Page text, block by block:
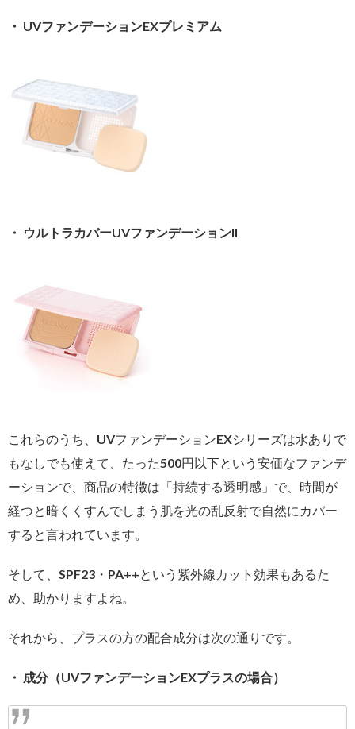
・ UVファンデーションEXプレミアム
・ ウルトラカバーUVファンデーションII
これらのうち、UVファンデーションEXシリーズは水ありで
もなしでも使えて、たった500円以下という安価なファンデ
ーションで、商品の特徴は「持続する透明感」で、時間が
経つと暗くくすんでしまう肌を光の乱反射で自然にカバー
すると言われています。
そして、SPF23・PA++という紫外線カット効果もあるた
め、助かりますよね。
それから、プラスの方の配合成分は次の通りです。
・ 成分（UVファンデーションEXプラスの場合）